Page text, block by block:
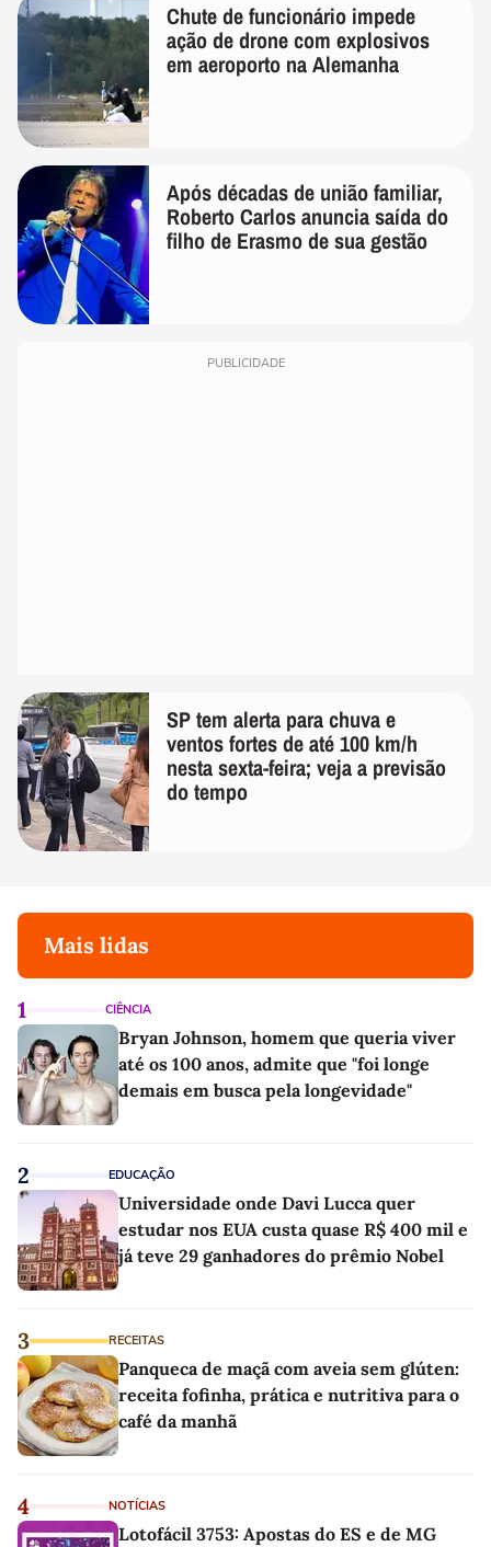
Chute de funcionário impede
ação de drone com explosivos
em aeroporto na Alemanha
Após décadas de união familiar,
Roberto Carlos anuncia saída do
filho de Erasmo de sua gestão
PUBLICIDADE
SP tem alerta para chuva e
ventos fortes de até 100 km/h
nesta sexta-feira; veja a previsão
do tempo
Mais lidas
1 CIÊNCIA
Bryan Johnson, homem que queria viver
até os 100 anos, admite que "foi longe
demais em busca pela longevidade"
2 EDUCAÇÃO
Universidade onde Davi Lucca quer
estudar nos EUA custa quase R$ 400 mil e
já teve 29 ganhadores do prêmio Nobel
3 RECEITAS
Panqueca de maçã com aveia sem glúten:
receita fofinha, prática e nutritiva para o
café da manhã
4 NOTÍCIAS
Lotofácil 3753: Apostas do ES e de MG